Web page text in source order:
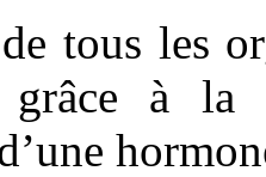
tous les
grâce à la